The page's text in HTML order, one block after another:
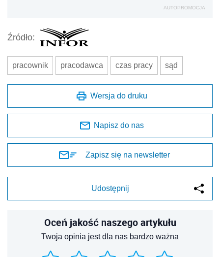
AUTOPROMOCJA
Źródło:
pracownik pracodawca czas pracy sąd
Wersja do druku
Napisz do nas
Zapisz się na newsletter
Udostępnij
Oceń jakość naszego artykułu
Twoja opinia jest dla nas bardzo ważna